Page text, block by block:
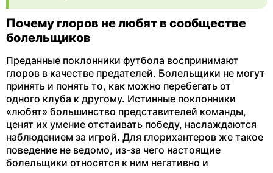
Почему глоров не любят в сообществе
болельщиков
Преданные поклонники футбола воспринимают
глоров в качестве предателей. Болельщики не могут
принять и понять то, как можно перебегать от
одного клуба к другому. Истинные поклонники
«любят» большинство представителей команды,
ценят их умение отстаивать победу, наслаждаются
наблюдением за игрой. Для глорихантеров же такое
поведение не ведомо, из-за чего настоящие
болельщики относятся к ним негативно и